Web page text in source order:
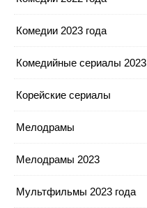
Комедии 2023 года
Комедийные сериалы 2023
Корейские сериалы
Мелодрамы
Мелодрамы 2023
Мультфильмы 2023 года